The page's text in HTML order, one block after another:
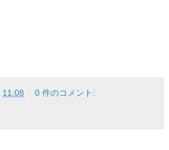
11:08 0 件のコメント: